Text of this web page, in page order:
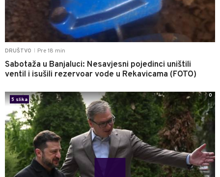
DRUŠTVO Pre 18 min
Sabotaža u Banjaluci: Nesavjesni pojedinci uništili
ventil i isušili rezervoar vode u Rekavicama (FOTO)
5 slika
0